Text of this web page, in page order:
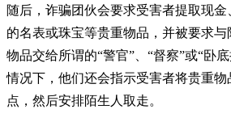
随后，诈骗团伙会要求受害者提取现
的名表或珠宝等贵重物品，并被要求
物品交给所谓的“警官”、“督察”或“卧
情况下，他们还会指示受害者将贵重
点，然后安排陌生人取走。